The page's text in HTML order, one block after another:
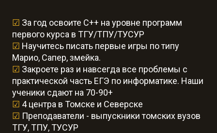
☑ За год освоите С++ на уровне программ
первого курса в ТГУ/ТПУ/ТУСУР
☑ Научитесь писать первые игры по типу
Марио, Сапер, змейка.
☑ Закроете раз и навсегда все проблемы с
практической часть ЕГЭ по информатике. Наши
ученики сдают на 70-90+
☑ 4 центра в Томске и Северске
☑ Преподаватели - выпускники томских вузов
ТГУ, ТПУ, ТУСУР